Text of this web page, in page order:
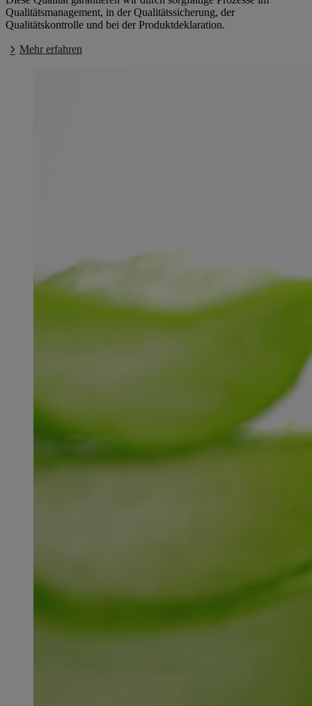
Qualitätsmanagement, in der Qualitätssicherung, der
Qualitätskontrolle und bei der Produktdeklaration.
Mehr erfahren